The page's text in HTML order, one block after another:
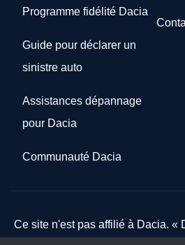
Programme fidélité Dacia
Guide pour déclarer un
sinistre auto
Assistances dépannage
pour Dacia
Communauté Dacia
Ce site n'est pas affilié à Dacia. «